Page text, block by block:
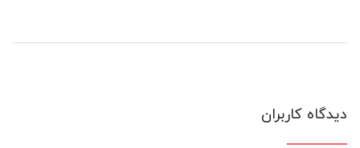
دیدگاه کاربران